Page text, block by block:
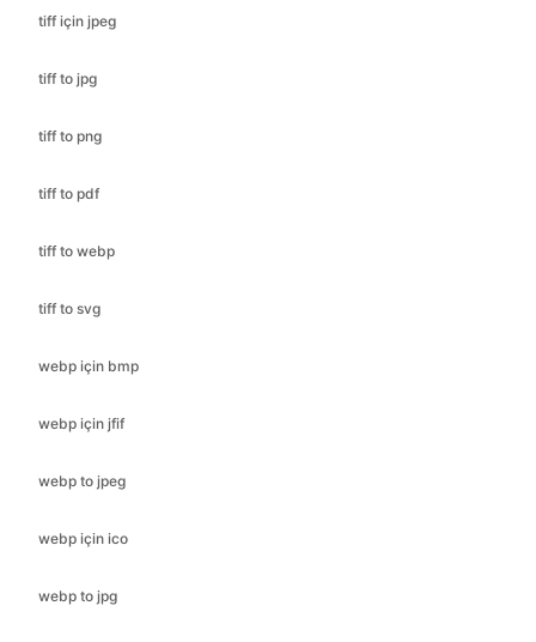
tiff için jpeg
tiff to jpg
tiff to png
tiff to pdf
tiff to webp
tiff to svg
webp için bmp
webp için jfif
webp to jpeg
webp için ico
webp to jpg